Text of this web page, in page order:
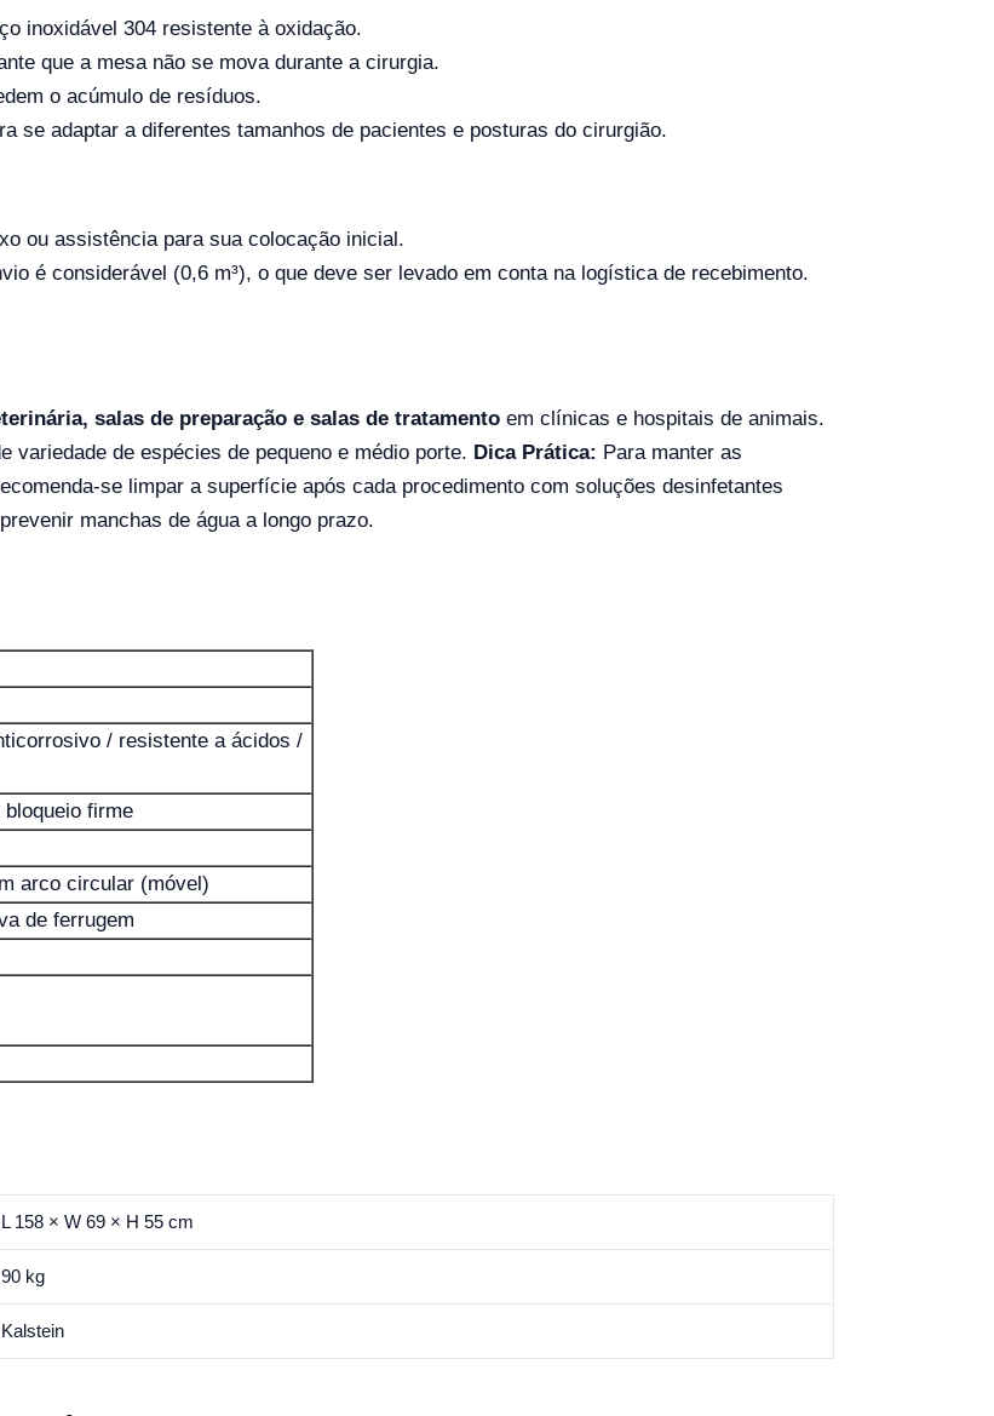
inoxidável 304 resistente à oxidação.
que a mesa não se mova durante a cirurgia.
o acúmulo de resíduos.
se adaptar a diferentes tamanhos de pacientes e posturas do cirurgião.
ou assistência para sua colocação inicial.
é considerável (0,6 m³), o que deve ser levado em conta na logística de recebimento.
salas de preparação e salas de tratamento em clínicas e hospitais de animais.
variedade de espécies de pequeno e médio porte. Dica Prática: Para manter as
se limpar a superfície após cada procedimento com soluções desinfetantes
manchas de água a longo prazo.
/ resistente a ácidos /
firme
arco circular (móvel)
de ferrugem
L 158 × W 69 × H 55 cm
90 kg
Kalstein